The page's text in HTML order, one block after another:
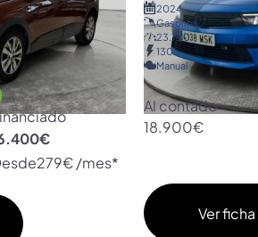
279€ /mes*
2024
Gasolina
23.720
130
Manual
Al contado
18.900€
Ver ficha